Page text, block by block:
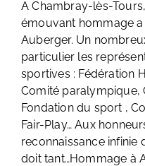
A Chambray-lès-
émouvant hommage
Auberger. Un
particulier les
sportives : Fédération
Comité paralympique,
Fondation du sport ,
Fair-Play… Aux
reconnaissance
doit tant…Hommage à